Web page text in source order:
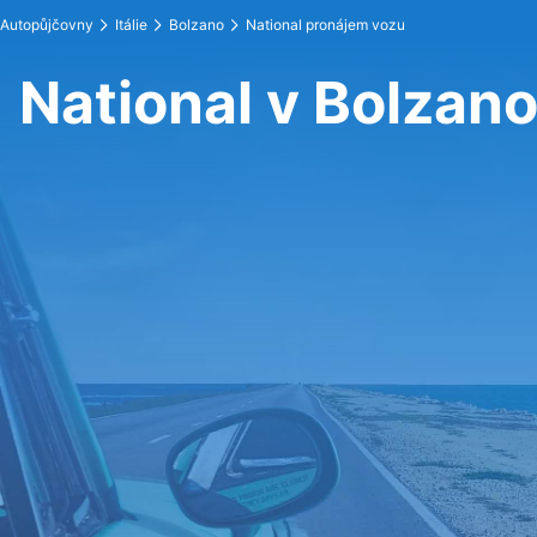
Autopůjčovny Itálie Bolzano National pronájem vozu
National v Bolzano